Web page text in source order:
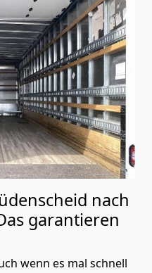
nach
garantieren
wenn es mal schnell